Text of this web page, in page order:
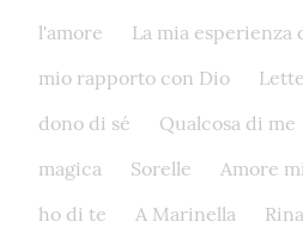
l'amore
La mia esperienza
mio rapporto con Dio
dono di sé
Qualcosa di me
magica
Sorelle Amore
ho di te
A Marinella